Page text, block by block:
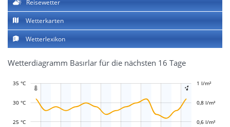
Reisewetter
Wetterkarten
Wetterlexikon
Wetterdiagramm Basırlar für die nächsten 16 Tage
 
25 °C
30 °C
35 °C -0,4 l/m²
-0,2 l/m²
0,6 l/m²
0,8 l/m²
1 l/m²
1,2 l/m²